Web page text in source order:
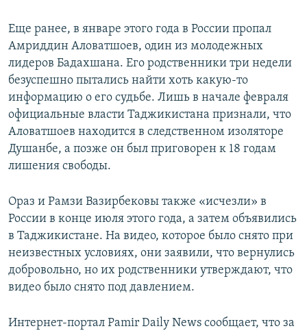
Еще ранее, в январе этого года в России пропал
Амриддин Аловатшоев, один из молодежных
лидеров Бадахшана. Его родственники три недели
безуспешно пытались найти хоть какую-то
информацию о его судьбе. Лишь в начале февраля
официальные власти Таджикистана признали, что
Аловатшоев находится в следственном изоляторе
Душанбе, а позже он был приговорен к 18 годам
лишения свободы.
Ораз и Рамзи Вазирбековы также «исчезли» в
России в конце июля этого года, а затем объявились
в Таджикистане. На видео, которое было снято при
неизвестных условиях, они заявили, что вернулись
добровольно, но их родственники утверждают, что
видео было снято под давлением.
Интернет-портал Pamir Daily News сообщает, что за